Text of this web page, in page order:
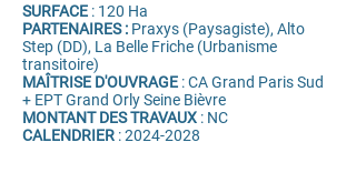
SURFACE : 120 Ha
PARTENAIRES : Praxys (Paysagiste), Alto
Step (DD), La Belle Friche (Urbanisme
transitoire)
MAÎTRISE D'OUVRAGE : CA Grand Paris Sud
+ EPT Grand Orly Seine Bièvre
MONTANT DES TRAVAUX : NC
CALENDRIER :2024-2028